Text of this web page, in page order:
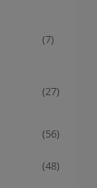
(7)
(27)
(56)
(48)